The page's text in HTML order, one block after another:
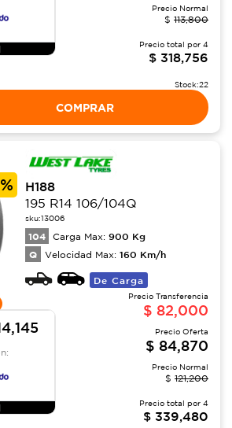
Precio Normal
$ 113,800
Precio total por 4
$ 318,756
Stock:22
COMPRAR
H188
195 R14 106/104Q
sku:13006
104 Carga Max: 900 Kg
Q Velocidad Max: 160 Km/h
De Carga
Precio Transferencia
$ 82,000
Precio Oferta
$ 84,870
Precio Normal
$ 121,200
Precio total por 4
$ 339,480